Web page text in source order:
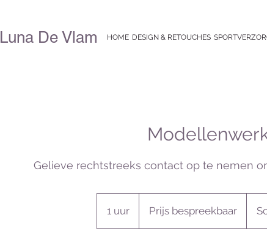
Luna De Vlam HOME DESIGN & RETOUCHES
Gelieve rechtstreeks contact op te nemen
1 uur1
u
Prijs bespreekbaar